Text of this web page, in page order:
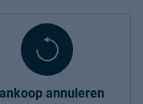
annuleren